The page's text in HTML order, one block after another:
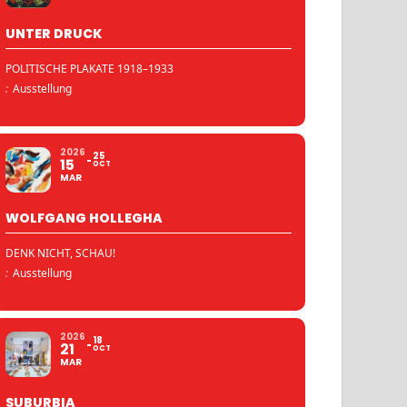
UNTER DRUCK
POLITISCHE PLAKATE 1918–1933
: Ausstellung
2026
15
MAR
25
OCT
WOLFGANG HOLLEGHA
DENK NICHT, SCHAU!
: Ausstellung
2026
21
MAR
18
OCT
SUBURBIA